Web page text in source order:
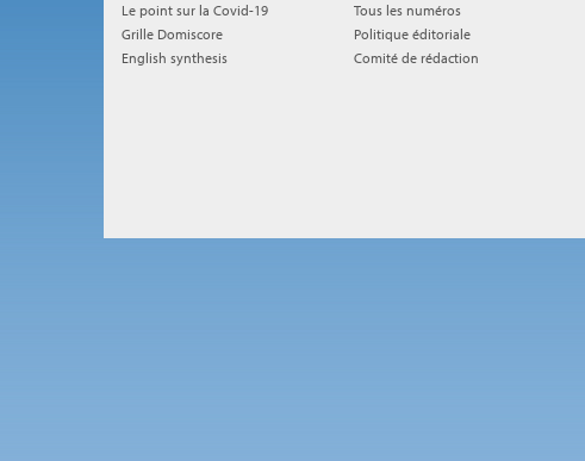
Le point sur la Covid-19
Grille Domiscore
English synthesis
Tous les numéros
Politique éditoriale
Comité de rédaction